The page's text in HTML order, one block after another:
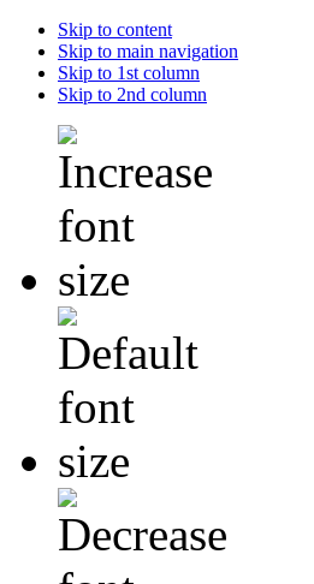
Skip to content
Skip to main navigation
Skip to 1st column
Skip to 2nd column